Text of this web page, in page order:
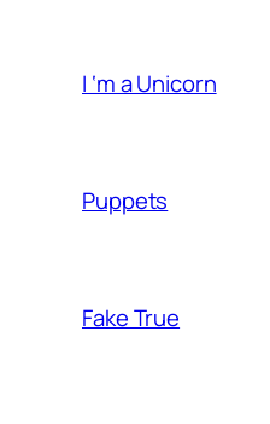
I ‘m a Unicorn
Puppets
Fake True